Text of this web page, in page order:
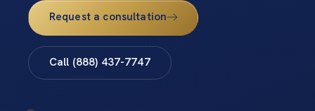
Request a consultation
Call (888) 437-7747